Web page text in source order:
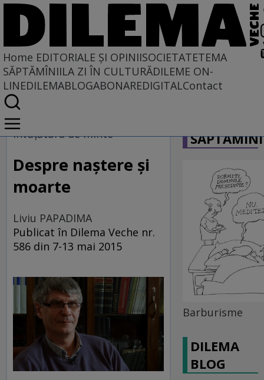
Home EDITORIALE ȘI OPINIISOCIETATETEMA
SĂPTĂMÎNIILA ZI ÎN CULTURĂDILEME ON-
LINEDILEMABLOGABONAREDIGITALContact
Home
EDITORIALE ȘI OPINII
TÎLC SHOW
învăţătura de minte
Despre naştere şi
moarte
Liviu PAPADIMA
Publicat în Dilema Veche nr.
586 din 7-13 mai 2015
Barburisme
DILEMA
BLOG